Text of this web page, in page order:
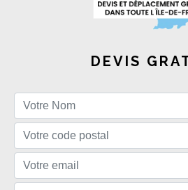
DEVIS